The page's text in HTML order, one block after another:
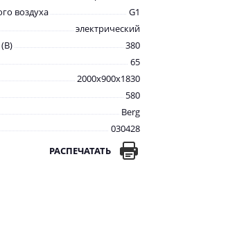
воздуха
G1
электрический
380
65
2000x900x1830
580
Berg
030428
РАСПЕЧАТАТЬ